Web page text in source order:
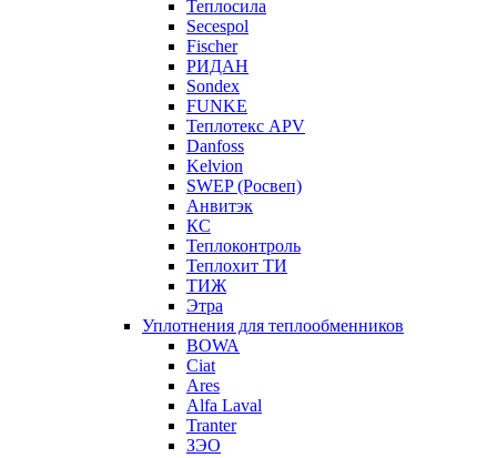
Теплосила
Secespol
Fischer
РИДАН
Sondex
FUNKE
Теплотекс APV
Danfoss
Kelvion
SWEP (Росвеп)
Анвитэк
КС
Теплоконтроль
Теплохит ТИ
ТИЖ
Этра
Уплотнения для теплообменников
BOWA
Ciat
Ares
Alfa Laval
Tranter
ЗЭО